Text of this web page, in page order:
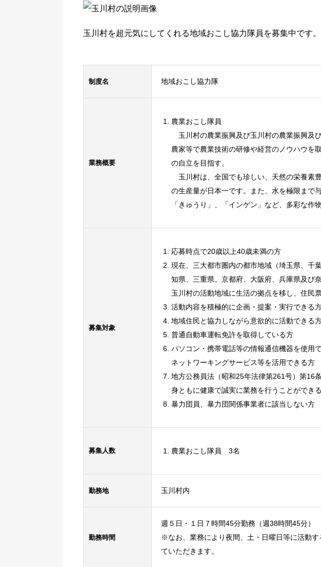
玉川村を超元気にしてくれる地域おこし協力隊員を募集中です。
制度名 地域おこし協力隊
業務概要
農業おこし隊員
玉川村の農業振興及び玉川村の農業振興及
農家等で農業技術の研修や経営のノウハウを
の自立を目指す。
玉川村は、全国でも珍しい、天然の栄養素
の生産量が日本一です。また、水を極限まで
「きゅうり」、「インゲン」など、多彩な作
募集対象
応募時点で20歳以上40歳未満の方
現在、三大都市圏内の都市地域（埼玉県、千
知県、三重県、京都府、大阪府、兵庫県及び
玉川村の活動地域に生活の拠点を移し、住民
活動内容を積極的に企画・提案・実行できる
地域住民と協力しながら意欲的に活動できる
普通自動車運転免許を取得している方
パソコン・携帯電話等の情報通信機器を使用
ネットワーキングサービス等を活用できる方
地方公務員法（昭和25年法律第261号）第16
身ともに健康で誠実に業務を行うことができ
暴力団員、暴力団関係事業者に該当しない方
募集人数 農業おこし隊員 3名
勤務地 玉川村内
勤務時間
週５日・１日７時間45分勤務（週38時間45分）
※なお、業務により夜間、土・日曜日等に活動
ていただきます。